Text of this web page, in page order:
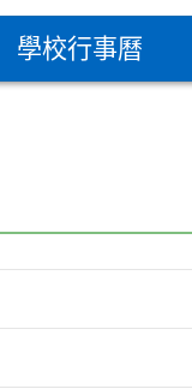
學校行事曆